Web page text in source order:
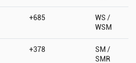
+685
WS /
WSM
+378
SM /
SMR